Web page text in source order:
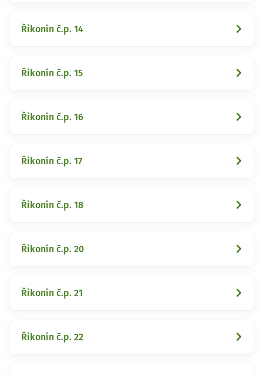
Řikonín č.p. 14
Řikonín č.p. 15
Řikonín č.p. 16
Řikonín č.p. 17
Řikonín č.p. 18
Řikonín č.p. 20
Řikonín č.p. 21
Řikonín č.p. 22